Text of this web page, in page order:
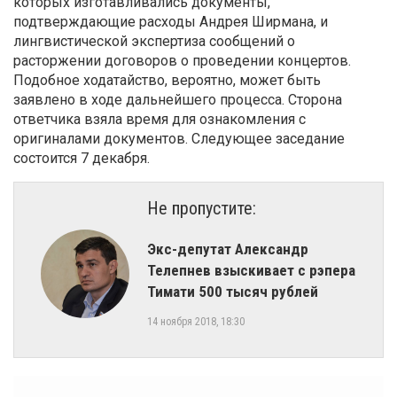
подтверждающие расходы Андрея Ширмана, и
лингвистической экспертиза сообщений о
расторжении договоров о проведении концертов.
Подобное ходатайство, вероятно, может быть
заявлено в ходе дальнейшего процесса. Сторона
ответчика взяла время для ознакомления с
оригиналами документов. Следующее заседание
состоится 7 декабря.
Не пропустите:
Экс-депутат Александр
Телепнев взыскивает с рэпера
Тимати 500 тысяч рублей
14 ноября 2018, 18:30